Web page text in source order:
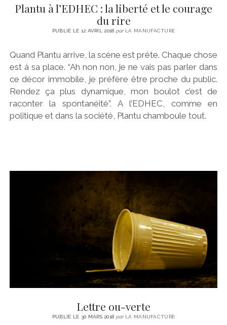
Plantu à l’EDHEC : la liberté et le courage
du rire
PUBLIÉ LE 12 AVRIL 2018 parLA MANUFACTURE
Quand Plantu arrive, la scène est prête. Chaque chose
est à sa place. “Ah non non, je ne vais pas parler dans
ce décor immobile, je préfère être proche du public.
Rendez ça plus dynamique, mon boulot c’est de
raconter la spontanéité”. A l’EDHEC, comme en
politique et dans la société, Plantu chamboule tout.
Lettre ou-verte
PUBLIÉ LE 30 MARS 2018 parLA MANUFACTURE